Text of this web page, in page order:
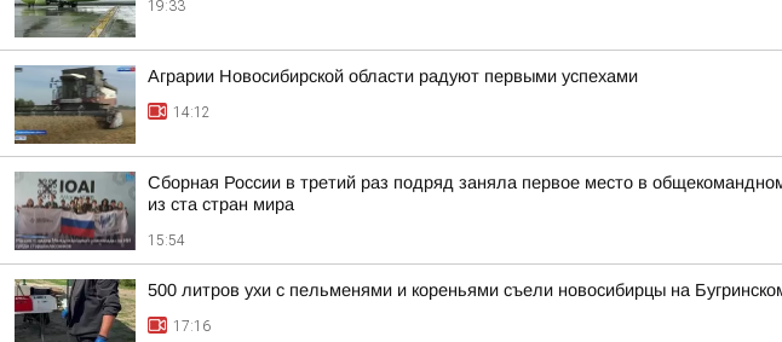
19:33
Аграрии Новосибирской области радуют первыми успехами
14:12
Сборная России в третий раз подряд заняла первое место в
из ста стран мира
15:54
500 литров ухи с пельменями и кореньями съели новосибирцы на
17:16